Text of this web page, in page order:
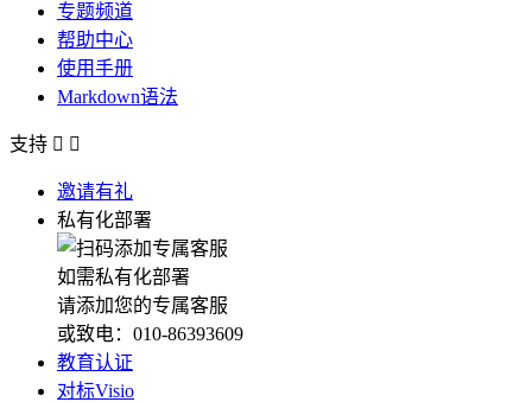
专题频道
帮助中心
使用手册
Markdown语法
支持  
邀请有礼
私有化部署
如需私有化部署
请添加您的专属客服
或致电：010-86393609
教育认证
对标Visio